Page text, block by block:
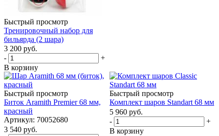
Быстрый просмотр
Тренировочный набор для
бильярда (2 шара)
3 200 руб.
-
+
В корзину
Быстрый просмотр
Биток Aramith Premier 68 мм,
красный
Артикул: 70052680
3 540 руб.
Быстрый просмотр
Комплект шаров Standart 68 мм
5 960 руб.
-
+
В корзину